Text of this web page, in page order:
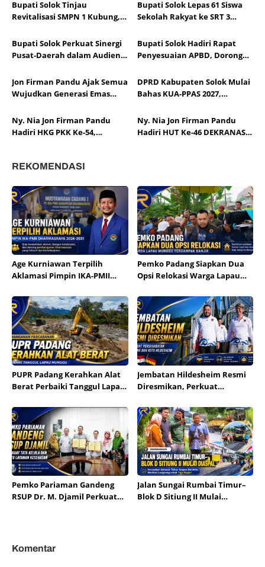
Bupati Solok Tinjau
Revitalisasi SMPN 1 Kubung,
67 Persen
Bupati Solok Lepas 61 Siswa
Sekolah Rakyat ke SRT 3
Bupati Solok Perkuat Sinergi
Pusat-Daerah dalam Audiensi
DPR RI
Bupati Solok Hadiri Rapat
Penyesuaian APBD, Dorong
Pascabencana
Jon Firman Pandu Ajak Semua
Wujudkan Generasi Emas
DPRD Kabupaten Solok Mulai
Bahas KUA-PPAS 2027,
Diproyeksikan Rp1,14 Triliun
Ny. Nia Jon Firman Pandu
Hadiri HKG PKK Ke-54,
Ny. Nia Jon Firman Pandu
Hadiri HUT Ke-46 DEKRANAS,
REKOMENDASI
Age Kurniawan Terpilih
Aklamasi Pimpin IKA-PMII
Pemko Padang Siapkan Dua
Opsi Relokasi Warga Lapau
PUPR Padang Kerahkan Alat
Berat Perbaiki Tanggul Lapau
Jembatan Hildesheim Resmi
Diresmikan, Perkuat
Kota Hildesheim
Pemko Pariaman Gandeng
RSUP Dr. M. Djamil Perkuat
Jalan Sungai Rumbai Timur–
Blok D Sitiung II Mulai
Komentar